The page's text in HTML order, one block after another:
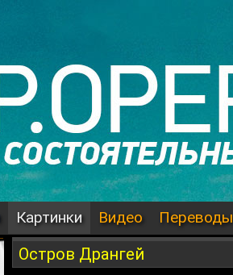
Картинки Видео Переводы
Остров Дрангей